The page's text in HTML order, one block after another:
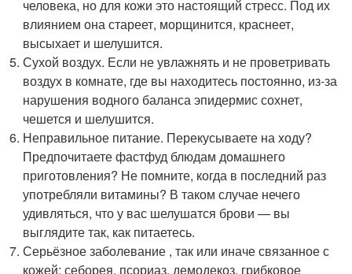
человека, но для кожи это настоящий стресс. Под их
влиянием она стареет, морщинится, краснеет,
высыхает и шелушится.
Сухой воздух. Если не увлажнять и не проветривать
воздух в комнате, где вы находитесь постоянно, из-за
нарушения водного баланса эпидермис сохнет,
чешется и шелушится.
Неправильное питание. Перекусываете на ходу?
Предпочитаете фастфуд блюдам домашнего
приготовления? Не помните, когда в последний раз
употребляли витамины? В таком случае нечего
удивляться, что у вас шелушатся брови — вы
выглядите так, как питаетесь.
Серьёзное заболевание , так или иначе связанное с
кожей: себорея, псориаз, демодекоз, грибковое